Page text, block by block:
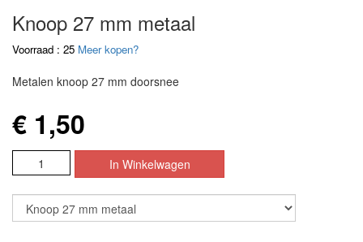
Knoop 27 mm metaal
Voorraad : 25 Meer kopen?
Metalen knoop 27 mm doorsnee
€ 1,50